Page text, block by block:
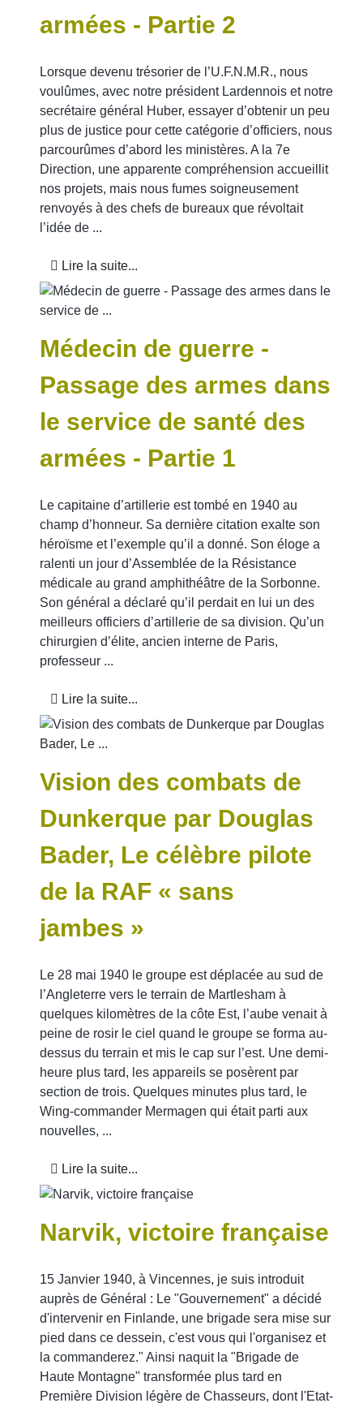
armées - Partie 2
Lorsque devenu trésorier de l’U.F.N.M.R., nous
voulûmes, avec notre président Lardennois et notre
secrétaire général Huber, essayer d’obtenir un peu
plus de justice pour cette catégorie d’officiers, nous
parcourûmes d’abord les ministères. A la 7e
Direction, une apparente compréhension accueillit
nos projets, mais nous fumes soigneusement
renvoyés à des chefs de bureaux que révoltait
l’idée de ...
Lire la suite...
Médecin de guerre -
Passage des armes dans
le service de santé des
armées - Partie 1
Le capitaine d’artillerie est tombé en 1940 au
champ d’honneur. Sa dernière citation exalte son
héroïsme et l’exemple qu’il a donné. Son éloge a
ralenti un jour d’Assemblée de la Résistance
médicale au grand amphithéâtre de la Sorbonne.
Son général a déclaré qu’il perdait en lui un des
meilleurs officiers d’artillerie de sa division. Qu’un
chirurgien d’élite, ancien interne de Paris,
professeur ...
Lire la suite...
Vision des combats de
Dunkerque par Douglas
Bader, Le célèbre pilote
de la RAF « sans
jambes »
Le 28 mai 1940 le groupe est déplacée au sud de
l’Angleterre vers le terrain de Martlesham à
quelques kilomètres de la côte Est, l’aube venait à
peine de rosir le ciel quand le groupe se forma au-
dessus du terrain et mis le cap sur l’est. Une demi-
heure plus tard, les appareils se posèrent par
section de trois. Quelques minutes plus tard, le
Wing-commander Mermagen qui était parti aux
nouvelles, ...
Lire la suite...
Narvik, victoire française
15 Janvier 1940, à Vincennes, je suis introduit
auprès de Général : Le "Gouvernement" a décidé
d'intervenir en Finlande, une brigade sera mise sur
pied dans ce dessein, c'est vous qui l'organisez et
la commanderez." Ainsi naquit la "Brigade de
Haute Montagne" transformée plus tard en
Première Division légère de Chasseurs, dont l'Etat-